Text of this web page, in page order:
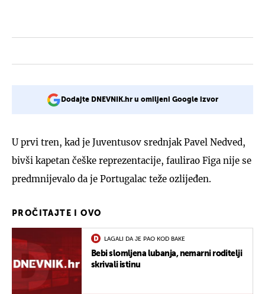
Dodajte DNEVNIK.hr u omiljeni Google izvor
U prvi tren, kad je Juventusov srednjak Pavel Nedved,
bivši kapetan češke reprezentacije, faulirao Figa nije se
predmnijevalo da je Portugalac teže ozlijeđen.
PROČITAJTE I OVO
LAGALI DA JE PAO KOD BAKE
Bebi slomljena lubanja, nemarni roditelji
skrivali istinu